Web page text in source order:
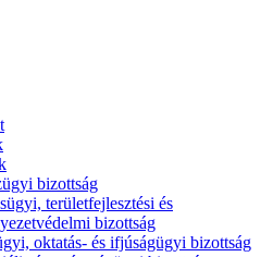
bizottság
területfejlesztési és
bizottság
oktatás- és ifjúságügyi bizottság